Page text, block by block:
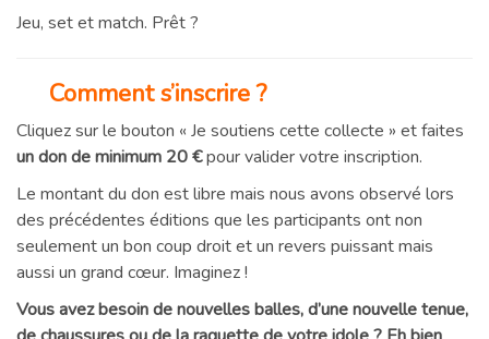
Jeu, set et match. Prêt ?
Comment s’inscrire ?
Cliquez sur le bouton « Je soutiens cette collecte » et faites
un don de minimum 20 €pour valider votre inscription.
Le montant du don est libre mais nous avons observé lors
des précédentes éditions que les participants ont non
seulement un bon coup droit et un revers puissant mais
aussi un grand cœur. Imaginez !
Vous avez besoin de nouvelles balles, d’une nouvelle tenue,